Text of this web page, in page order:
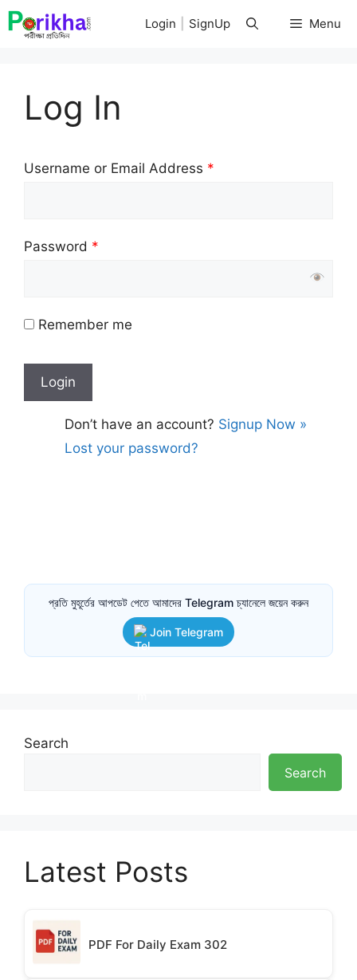
Skip
to
Menu
Login SignUp
Log In
Username or Email Address *
Password *
Remember me
Don’t have an account? Signup Now »
Lost your password?
প্রতি মুহূর্তের আপডেট পেতে আমাদের Telegram চ্যানেলে জয়েন করুন
Join Telegram
Search
Search
Latest Posts
PDF For Daily Exam 302